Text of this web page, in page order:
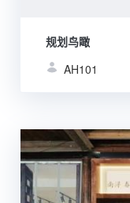
规划鸟瞰
AH101